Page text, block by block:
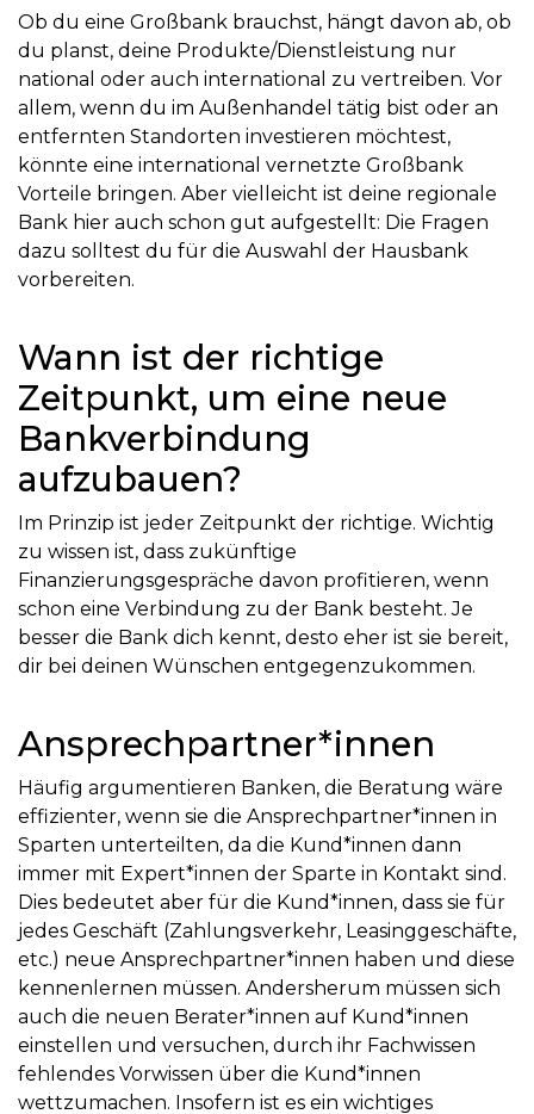
Ob du eine Großbank brauchst, hängt davon ab, ob
du planst, deine Produkte/Dienstleistung nur
national oder auch international zu vertreiben. Vor
allem, wenn du im Außenhandel tätig bist oder an
entfernten Standorten investieren möchtest,
könnte eine international vernetzte Großbank
Vorteile bringen. Aber vielleicht ist deine regionale
Bank hier auch schon gut aufgestellt: Die Fragen
dazu solltest du für die Auswahl der Hausbank
vorbereiten.
Wann ist der richtige
Zeitpunkt, um eine neue
Bankverbindung
aufzubauen?
Im Prinzip ist jeder Zeitpunkt der richtige. Wichtig
zu wissen ist, dass zukünftige
Finanzierungsgespräche davon profitieren, wenn
schon eine Verbindung zu der Bank besteht. Je
besser die Bank dich kennt, desto eher ist sie bereit,
dir bei deinen Wünschen entgegenzukommen.
Ansprechpartner*innen
Häufig argumentieren Banken, die Beratung wäre
effizienter, wenn sie die Ansprechpartner*innen in
Sparten unterteilten, da die Kund*innen dann
immer mit Expert*innen der Sparte in Kontakt sind.
Dies bedeutet aber für die Kund*innen, dass sie für
jedes Geschäft (Zahlungsverkehr, Leasinggeschäfte,
etc.) neue Ansprechpartner*innen haben und diese
kennenlernen müssen. Andersherum müssen sich
auch die neuen Berater*innen auf Kund*innen
einstellen und versuchen, durch ihr Fachwissen
fehlendes Vorwissen über die Kund*innen
wettzumachen. Insofern ist es ein wichtiges